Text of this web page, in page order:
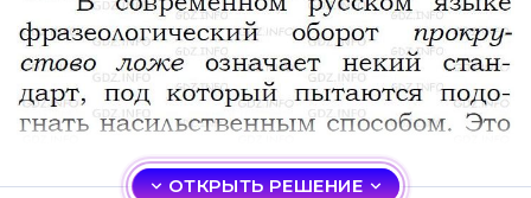
ОТКРЫТЬ РЕШЕНИЕ